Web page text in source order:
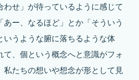
わせ」が待っているように感じて
ー、なるほど」とか「そういう
いうような腑に落ちるような体
、個という概念へと意識がフォ
私たちの想いや想念が形として見